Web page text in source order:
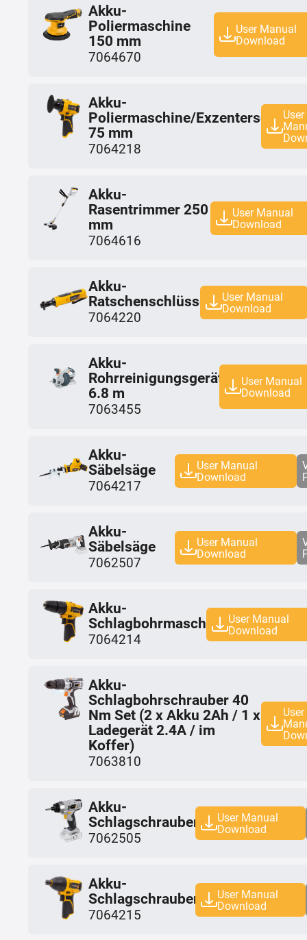
Akku-
Poliermaschine
150 mm
7064670
User Manual
Download
Akku-
Poliermaschine/
75 mm
7064218
User
Akku-
Rasentrimmer 250
mm
7064616
User Manual
Download
Akku-
Ratschenschlüssel
7064220
User Manual
Download
Akku-
Rohrreinigungsgerät
6.8 m
7063455
User Manual
Download
Akku-
Säbelsäge
7064217
User Manual
Download
Akku-
Säbelsäge
7062507
User Manual
Download
Akku-
Schlagbohrmaschine
7064214
User Manual
Download
Akku-
Schlagbohrschrauber 40
Nm Set (2 x Akku 2Ah / 1 x
Ladegerät 2.4A / im
Koffer)
7063810
User
Akku-
Schlagschrauber
7062505
User Manual
Download
Akku-
Schlagschrauber
7064215
User Manual
Download